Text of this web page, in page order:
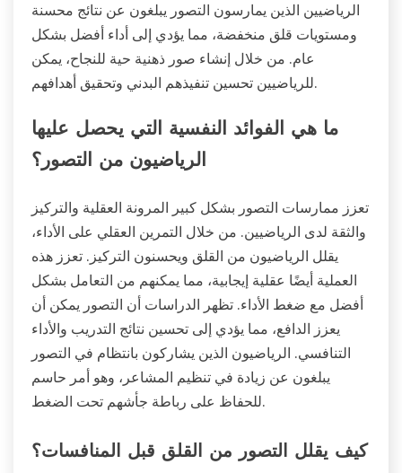
الرياضيين الذين يمارسون التصور يبلغون عن نتائج محسنة
ومستويات قلق منخفضة، مما يؤدي إلى أداء أفضل بشكل
عام. من خلال إنشاء صور ذهنية حية للنجاح، يمكن
للرياضيين تحسين تنفيذهم البدني وتحقيق أهدافهم.
ما هي الفوائد النفسية التي يحصل عليها
الرياضيون من التصور؟
تعزز ممارسات التصور بشكل كبير المرونة العقلية والتركيز
والثقة لدى الرياضيين. من خلال التمرين العقلي على الأداء،
يقلل الرياضيون من القلق ويحسنون التركيز. تعزز هذه
العملية أيضًا عقلية إيجابية، مما يمكنهم من التعامل بشكل
أفضل مع ضغط الأداء. تظهر الدراسات أن التصور يمكن أن
يعزز الدافع، مما يؤدي إلى تحسين نتائج التدريب والأداء
التنافسي. الرياضيون الذين يشاركون بانتظام في التصور
يبلغون عن زيادة في تنظيم المشاعر، وهو أمر حاسم
للحفاظ على رباطة جأشهم تحت الضغط.
كيف يقلل التصور من القلق قبل المنافسات؟